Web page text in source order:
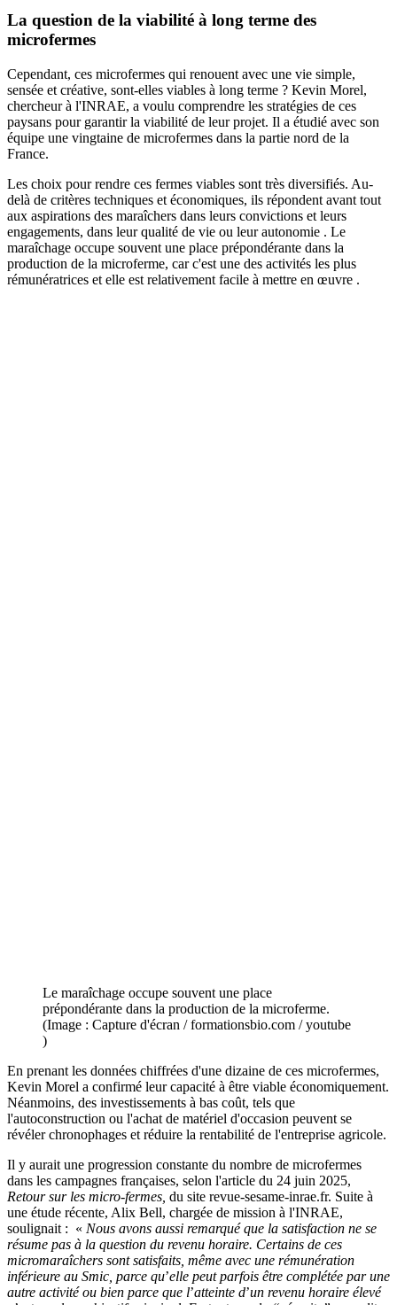
La question de la viabilité à long terme des
microfermes
Cependant, ces microfermes qui renouent avec une vie simple,
sensée et créative, sont-elles viables à long terme ? Kevin Morel,
chercheur à l'INRAE, a voulu comprendre les stratégies de ces
paysans pour garantir la viabilité de leur projet. Il a étudié avec son
équipe une vingtaine de microfermes dans la partie nord de la
France.
Les choix pour rendre ces fermes viables sont très diversifiés. Au-
delà de critères techniques et économiques, ils répondent avant tout
aux aspirations des maraîchers dans leurs convictions et leurs
engagements, dans leur qualité de vie ou leur autonomie . Le
maraîchage occupe souvent une place prépondérante dans la
production de la microferme, car c'est une des activités les plus
rémunératrices et elle est relativement facile à mettre en œuvre .
Le maraîchage occupe souvent une place
prépondérante dans la production de la microferme.
(Image : Capture d'écran / formationsbio.com / youtube
)
En prenant les données chiffrées d'une dizaine de ces microfermes,
Kevin Morel a confirmé leur capacité à être viable économiquement.
Néanmoins, des investissements à bas coût, tels que
l'autoconstruction ou l'achat de matériel d'occasion peuvent se
révéler chronophages et réduire la rentabilité de l'entreprise agricole.
Il y aurait une progression constante du nombre de microfermes
dans les campagnes françaises, selon l'article du 24 juin 2025,
Retour sur les micro-fermes, du site revue-sesame-inrae.fr. Suite à
une étude récente, Alix Bell, chargée de mission à l'INRAE,
soulignait : « Nous avons aussi remarqué que la satisfaction ne se
résume pas à la question du revenu horaire. Certains de ces
micromaraîchers sont satisfaits, même avec une rémunération
inférieure au Smic, parce qu’elle peut parfois être complétée par une
autre activité ou bien parce que l’atteinte d’un revenu horaire élevé